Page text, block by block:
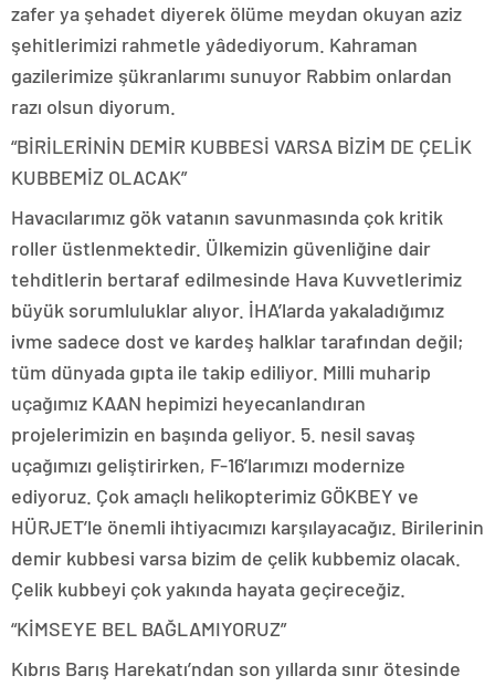
zafer ya şehadet diyerek ölüme meydan okuyan aziz
şehitlerimizi rahmetle yâdediyorum. Kahraman
gazilerimize şükranlarımı sunuyor Rabbim onlardan
razı olsun diyorum.
“BİRİLERİNİN DEMİR KUBBESİ VARSA BİZİM DE ÇELİK
KUBBEMİZ OLACAK”
Havacılarımız gök vatanın savunmasında çok kritik
roller üstlenmektedir. Ülkemizin güvenliğine dair
tehditlerin bertaraf edilmesinde Hava Kuvvetlerimiz
büyük sorumluluklar alıyor. İHA’larda yakaladığımız
ivme sadece dost ve kardeş halklar tarafından değil;
tüm dünyada gıpta ile takip ediliyor. Milli muharip
uçağımız KAAN hepimizi heyecanlandıran
projelerimizin en başında geliyor. 5. nesil savaş
uçağımızı geliştirirken, F-16’larımızı modernize
ediyoruz. Çok amaçlı helikopterimiz GÖKBEY ve
HÜRJET’le önemli ihtiyacımızı karşılayacağız. Birilerinin
demir kubbesi varsa bizim de çelik kubbemiz olacak.
Çelik kubbeyi çok yakında hayata geçireceğiz.
“KİMSEYE BEL BAĞLAMIYORUZ”
Kıbrıs Barış Harekatı’ndan son yıllarda sınır ötesinde